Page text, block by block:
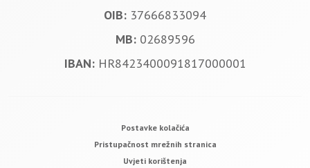
OIB: 37666833094
MB: 02689596
IBAN: HR8423400091817000001
Postavke kolačića
Pristupačnost mrežnih stranica
Uvjeti korištenja